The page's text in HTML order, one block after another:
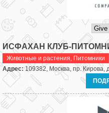
ИСФАХАН КЛУБ-
Животные и растения, Питомники
Адрес:109382, Москва, пр. Кирова,